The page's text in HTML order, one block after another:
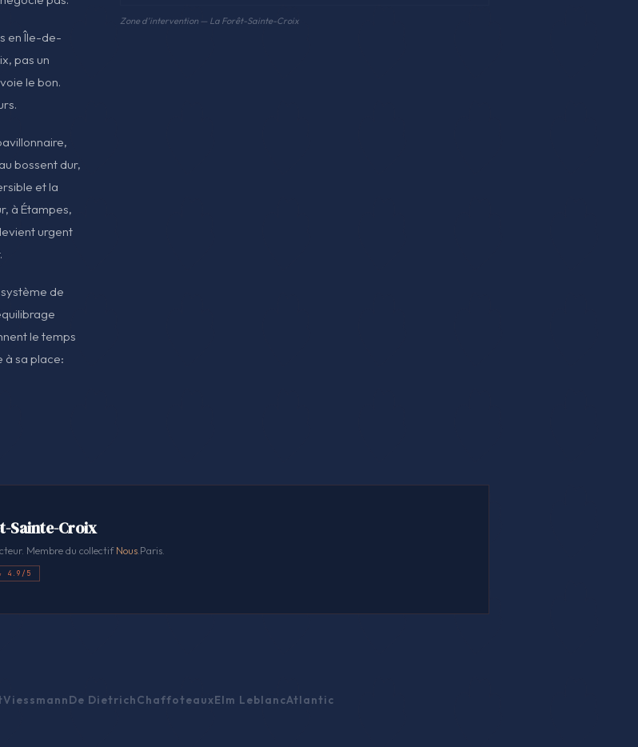
en Île-de-
pas un
le bon.
bossent dur,
et la
à Étampes,
urgent
de
le temps
à sa place:
Zone d'intervention — La Forêt-Sainte-Croix
Sainte-Croix
Membre du collectifNous .Paris.
4.9/5
ViessmannDe DietrichChaffoteauxElm LeblancAtlantic